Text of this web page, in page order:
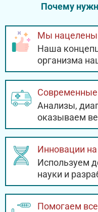
Почему
Мы нацелены
Наша
организма
Современные
Анализы,
оказываем
Инновации
Используем
науки и
Помогаем